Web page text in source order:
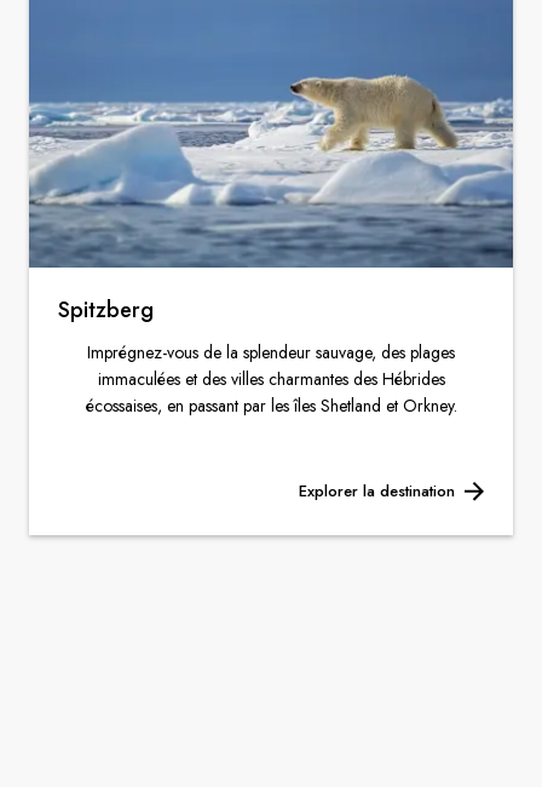
Spitzberg
Imprégnez-vous de la splendeur sauvage, des plages
immaculées et des villes charmantes des Hébrides
écossaises, en passant par les îles Shetland et Orkney.
Explorer la destination